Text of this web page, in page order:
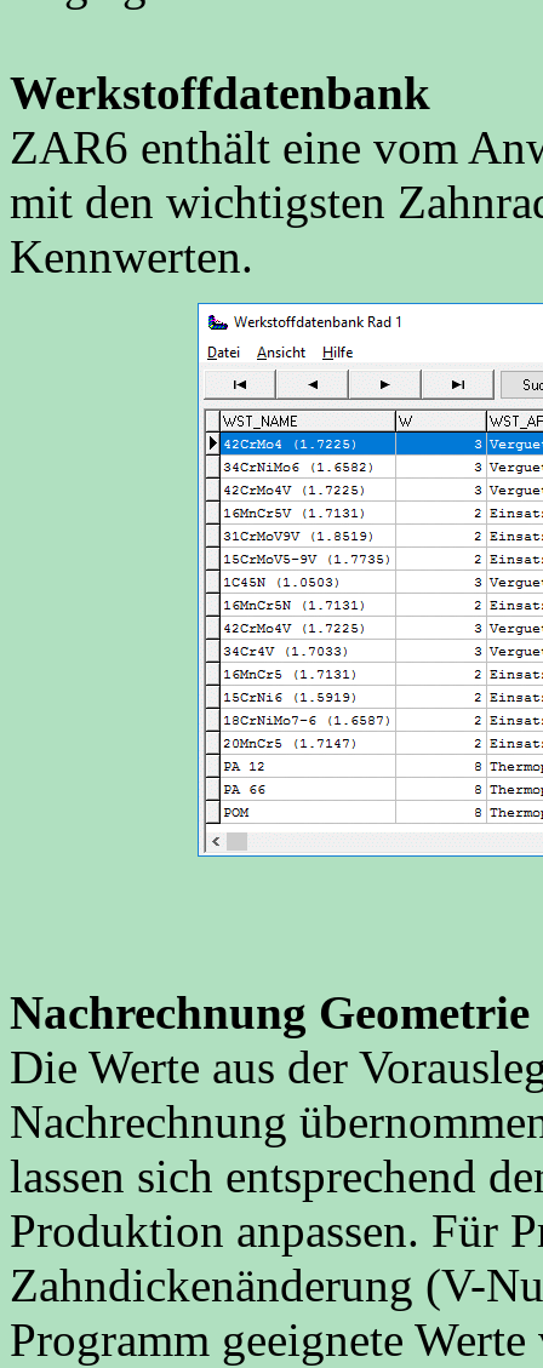
Werkstoffdatenbank
ZAR6 enthält eine vom
mit den wichtigsten
Kennwerten.
Nachrechnung Geometrie
Die Werte aus der
Nachrechnung
lassen sich entsprechend
Produktion anpassen. Für
Zahndickenänderung (V-
Programm geeignete